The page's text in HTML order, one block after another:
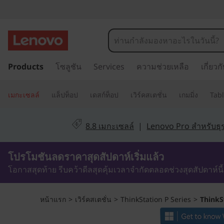
h
n
k
t
a
t
า
ไ
นื้
อ
ห
า
Products โซลูชัน Services ความช่วยเหลือ เกี่ยว
เมกะเซลล์ แล็ปท็อป เดสก์ท็อป เวิร์คสเตชั่น เกมมิ่ง
8.8 เมกะเซลล์ | Lenovo Pro สำหรับธุ
โปรโมชันลดราคาสุดสัปดาห์เริ่มแล้ว
โอกาสสุดท้าย รีบคว้าดีลสุดคุ้มเวลาจำกัดตลอดช่วงสุดสัปดาห์นี้
1วัน7ชั่วโมง44นาที7วินาที
หน้าแรก > เวิร์คสเตชั่น > ThinkStation P Series >